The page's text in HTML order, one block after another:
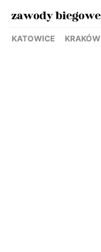
KATOWICE KRAKÓW